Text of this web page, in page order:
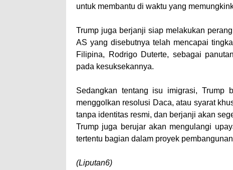
untuk membantu di waktu yang
Trump juga berjanji siap melakukan
AS yang disebutnya telah mencapai
Filipina, Rodrigo Duterte, sebagai
pada kesuksekannya.
Sedangkan tentang isu imigrasi, Trump
menggolkan resolusi Daca, atau syarat
tanpa identitas resmi, dan berjanji akan
Trump juga berujar akan mengulangi
tertentu bagian dalam proyek
(Liputan6)